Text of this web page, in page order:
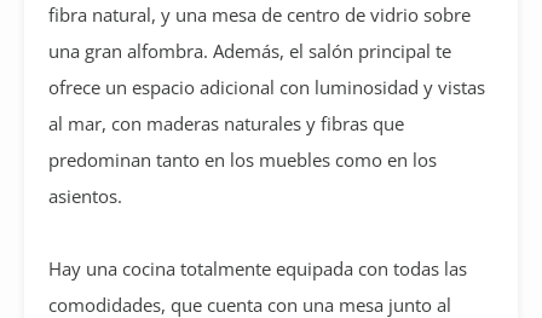
fibra natural, y una mesa de centro de vidrio sobre
una gran alfombra. Además, el salón principal te
ofrece un espacio adicional con luminosidad y vistas
al mar, con maderas naturales y fibras que
predominan tanto en los muebles como en los
asientos.
Hay una cocina totalmente equipada con todas las
comodidades, que cuenta con una mesa junto al